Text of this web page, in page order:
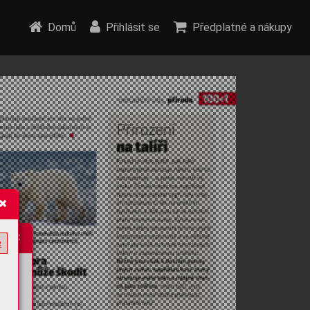
Domů Přihlásit se Předplatné a nákupy